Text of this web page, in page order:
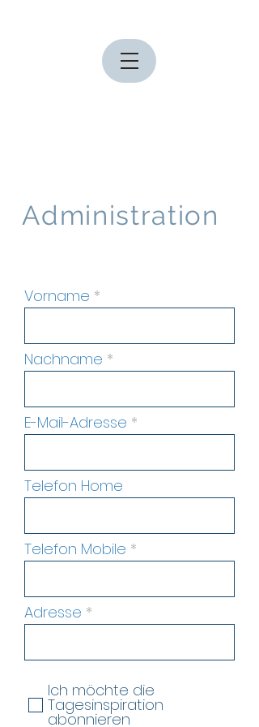
Administration
Vorname
Nachname
E-Mail-Adresse
Telefon Home
Telefon Mobile
Adresse
Ich möchte die
Tagesinspiration
abonnieren